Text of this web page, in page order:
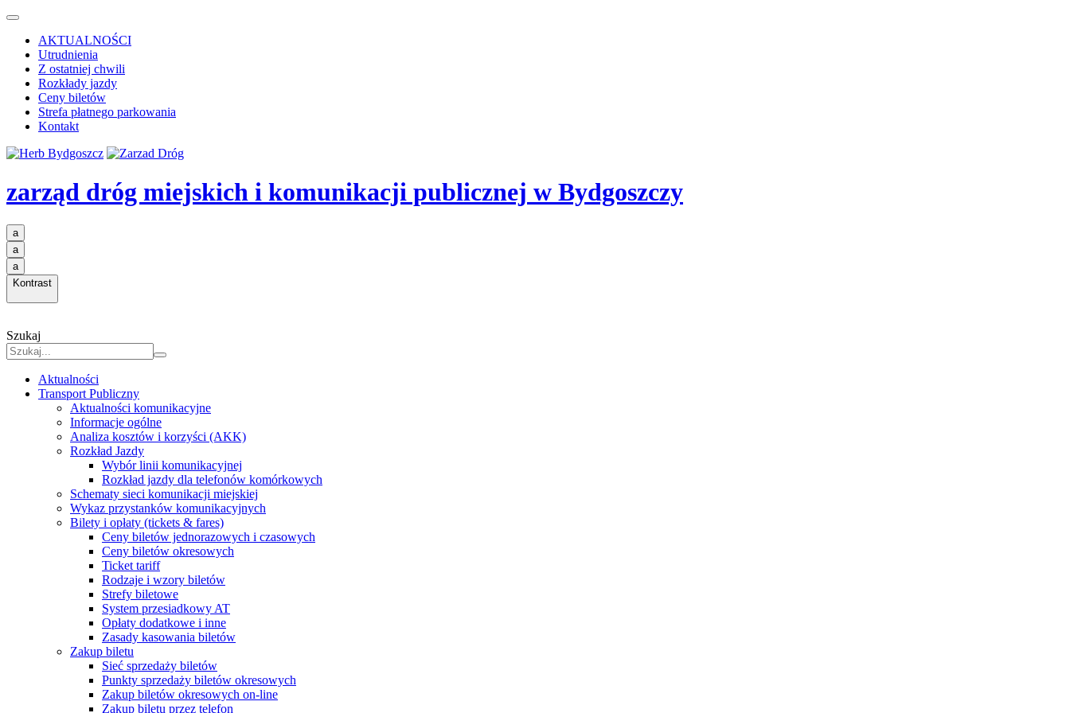
AKTUALNOŚCI
Utrudnienia
Z ostatniej chwili
Rozkłady jazdy
Ceny biletów
Strefa płatnego parkowania
Kontakt
zarząd dróg miejskich i komunikacji publicznej w Bydgoszczy
a
a
a
Kontrast
Szukaj
Aktualności
Transport Publiczny
Aktualności komunikacyjne
Informacje ogólne
Analiza kosztów i korzyści (AKK)
Rozkład Jazdy
Wybór linii komunikacyjnej
Rozkład jazdy dla telefonów komórkowych
Schematy sieci komunikacji miejskiej
Wykaz przystanków komunikacyjnych
Bilety i opłaty (tickets & fares)
Ceny biletów jednorazowych i czasowych
Ceny biletów okresowych
Ticket tariff
Rodzaje i wzory biletów
Strefy biletowe
System przesiadkowy AT
Opłaty dodatkowe i inne
Zasady kasowania biletów
Zakup biletu
Sieć sprzedaży biletów
Punkty sprzedaży biletów okresowych
Zakup biletów okresowych on-line
Zakup biletu przez telefon